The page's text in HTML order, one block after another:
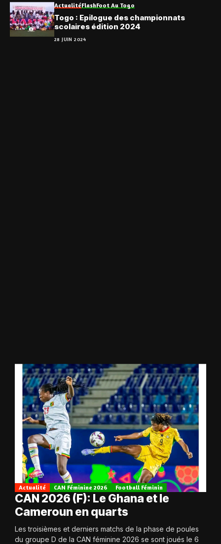
ActualitéFlashFoot Au Togo
Togo : Epilogue des championnats
scolaires édition 2024
28 JUIN 2024
Actualité CAN Féminine 2026 Football Féminin
CAN 2026 (F): Le Ghana et le
Cameroun en quarts
Les troisièmes et derniers matchs de la phase de poules
du groupe D de la CAN féminine 2026 se sont joués le 6